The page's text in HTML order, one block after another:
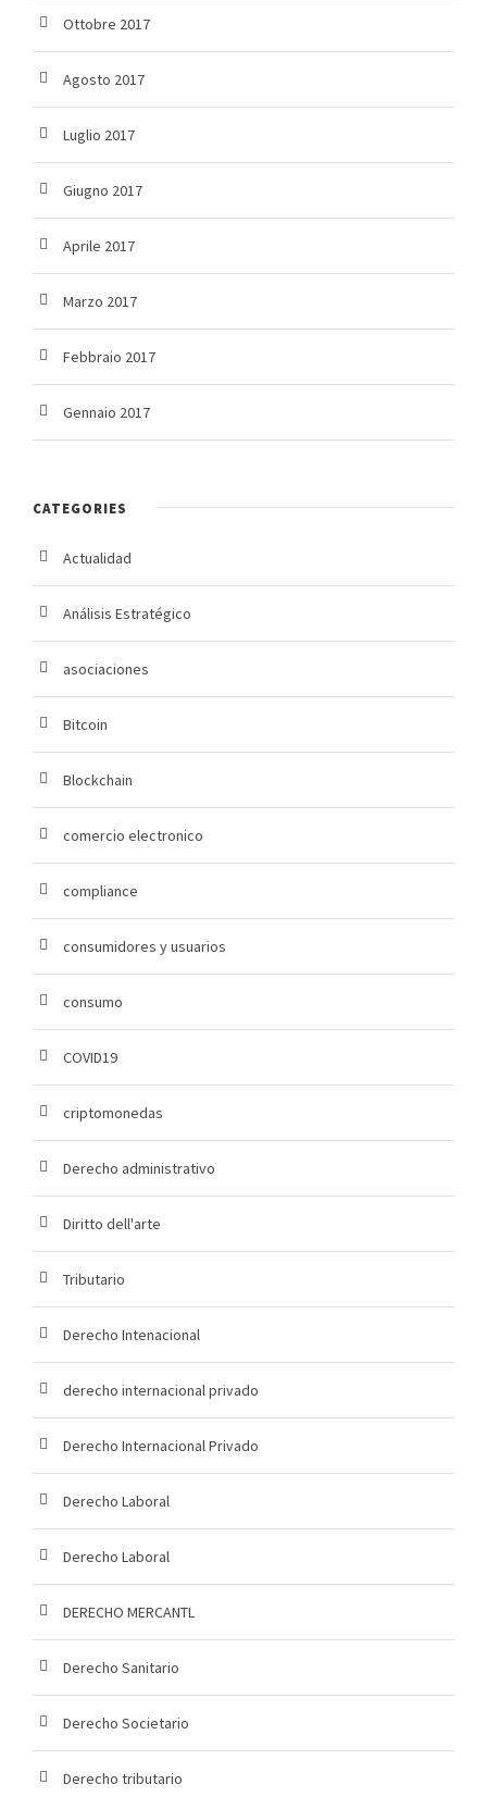
Ottobre 2017
Agosto 2017
Luglio 2017
Giugno 2017
Aprile 2017
Marzo 2017
Febbraio 2017
Gennaio 2017
CATEGORIES
Actualidad
Análisis Estratégico
asociaciones
Bitcoin
Blockchain
comercio electronico
compliance
consumidores y usuarios
consumo
COVID19
criptomonedas
Derecho administrativo
Diritto dell'arte
Tributario
Derecho Intenacional
derecho internacional privado
Derecho Internacional Privado
Derecho Laboral
Derecho Laboral
DERECHO MERCANTL
Derecho Sanitario
Derecho Societario
Derecho tributario